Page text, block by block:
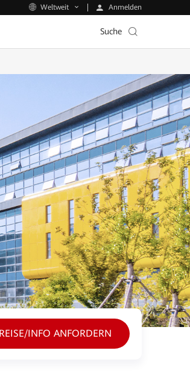
Weltweit Anmelden
Suche
INFO ANFORDERN